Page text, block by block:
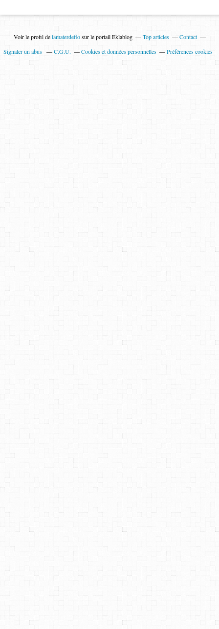
Voir le profil delamaterdeflosur le portail Eklablog Top articles
Contact
Signaler un abus
C.G.U. Cookies et données personnelles Préférences cookies